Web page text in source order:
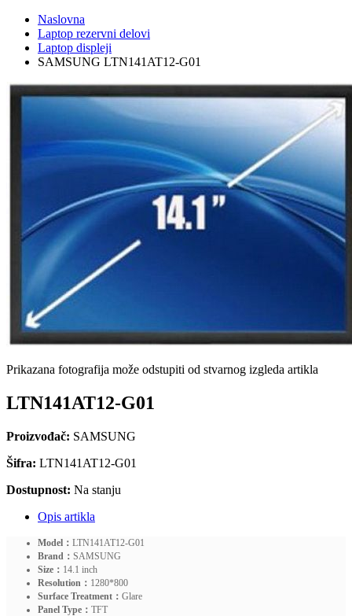
Naslovna
Laptop rezervni delovi
Laptop displeji
SAMSUNG LTN141AT12-G01
Prikazana fotografija može odstupiti od stvarnog izgleda artikla
LTN141AT12-G01
Proizvođač: SAMSUNG
Šifra: LTN141AT12-G01
Dostupnost: Na stanju
Opis artikla
Model： LTN141AT12-G01
Brand： SAMSUNG
Size： 14.1 inch
Resolution： 1280*800
Surface Treatment： Glare
Panel Type： TFT